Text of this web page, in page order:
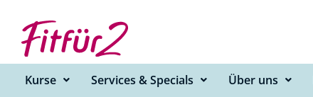
Inhalt
springen
Kurse Services & Specials Über uns